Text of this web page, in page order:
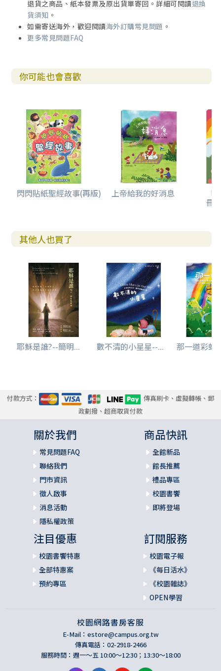
退貨之商品、紙本發票及原出貨單寄回。詳細可閱讀退換
貨須知 。
如需寄送海外，歡迎閱讀海外訂購常見問題 。
更多常見問題FAQ
你可能也會喜歡
閃閃貼紙聖經故事(再版) 上帝給我的好消息 「
冊
其他人也買了
耶穌是誰?--簡明... 數不清的小星星--... 那一道彩虹
付款方式：
傳真刷卡、虛擬轉帳、郵
政劃撥、超商取貨付款
關於我們
常見問題FAQ
聯絡我們
門市資訊
徵人啟事
消息活動
隱私權政策
商品快訊
全館新品
館長推薦
禮品專區
校園書饗
即將登場
注目優惠
校園書饗特惠
全部特惠案
預約專區
訂閱服務
校園電子報
《每日活水》
《校園雜誌》
OPEN學習
校園網路書房客服
E-Mail： estore@campus.org.tw
傳真電話：02-2918-2466
服務時間：週一～五 10:00～12:30；13:30～18:00